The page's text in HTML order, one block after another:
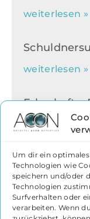
Um dir ein
Technologien wie
speichern und/oder
Technologien
Surfverhalten oder
verarbeiten. Wenn
weiterlesen »
weiterlesen »
Erbschaft –
weiterlesen »
Scamming
weiterlesen »